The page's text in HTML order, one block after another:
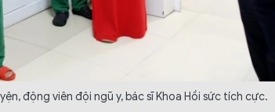
động viên đội ngũ y, bác sĩ Khoa Hồi sức tích cực.